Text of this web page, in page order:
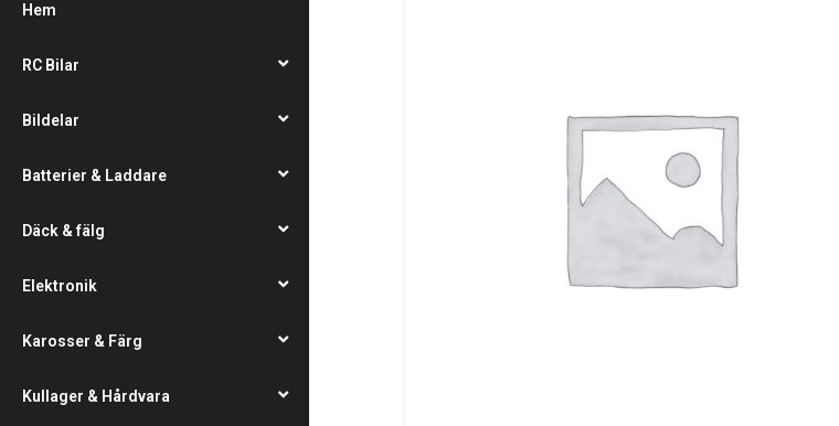
Hem
RC Bilar
Bildelar
Batterier & Laddare
Däck & fälg
Elektronik
Karosser & Färg
Kullager & Hårdvara